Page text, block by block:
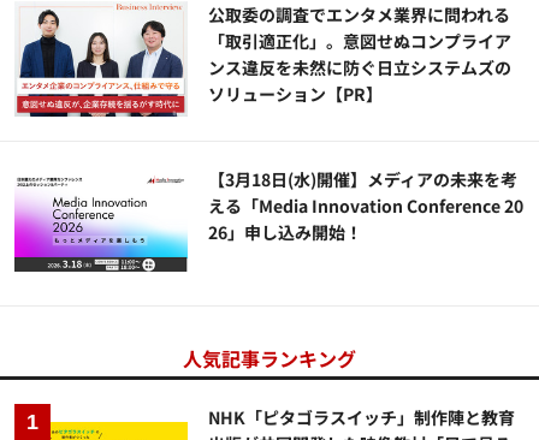
公​​取委の調査でエンタメ業界に問われる
「取引適正化」。意図せぬコンプライア
ンス違反を未然に防ぐ日立システムズの
ソリューション​【PR】
【3月18日(水)開催】メディアの未来を考
える「Media Innovation Conference 20
26」申し込み開始！
人気記事ランキング
NHK「ピタゴラスイッチ」制作陣と教育